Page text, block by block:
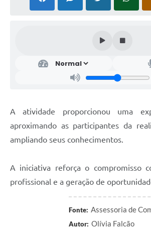
A atividade proporcionou uma
aproximando as participantes da
ampliando seus conhecimentos.
A iniciativa reforça o compromisso
profissional e a geração de
Fonte: Assessoria de
Autor: Olívia Falcão